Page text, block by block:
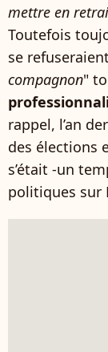
mettre en
Toutefois
se
compagnon"
rappel, l’an
des élections
s’était -un
politiques sur